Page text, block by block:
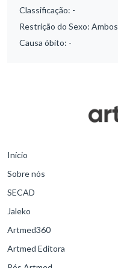
Classificação: -
Restrição do Sexo: Ambos
Causa óbito: -
Início
Sobre nós
SECAD
Jaleko
Artmed360
Artmed Editora